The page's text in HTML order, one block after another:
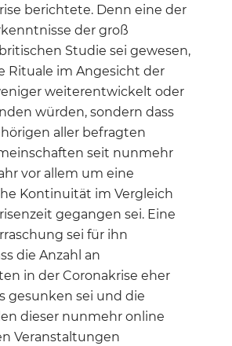
berichtete. Denn eine der
der groß
Studie sei gewesen,
Rituale im Angesicht der
weiterentwickelt oder
würden, sondern dass
aller befragten
seit nunmehr
vor allem um eine
Kontinuität im Vergleich
gegangen sei. Eine
sei für ihn
die Anzahl an
in der Coronakrise eher
gesunken sei und die
dieser nunmehr online
Veranstaltungen